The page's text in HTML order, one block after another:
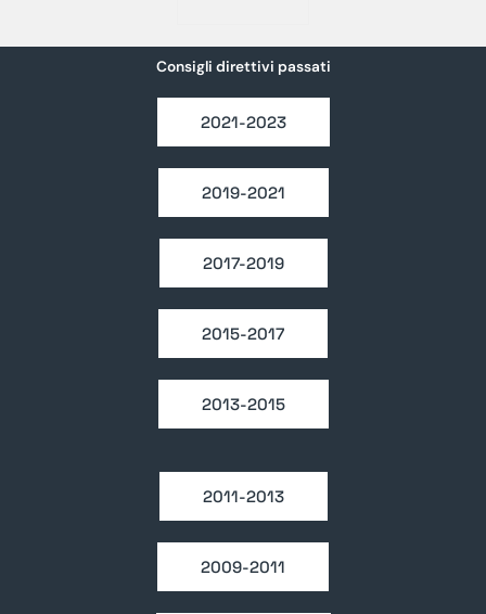
Consigli direttivi passati
2021-2023
2019-2021
2017-2019
2015-2017
2013-2015
2011-2013
2009-2011